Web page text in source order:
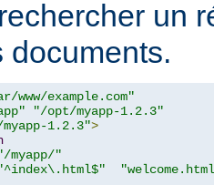
un
documents.
www/example.com"
"/opt/myapp-1.2.3"
1.2.3">
myapp/"